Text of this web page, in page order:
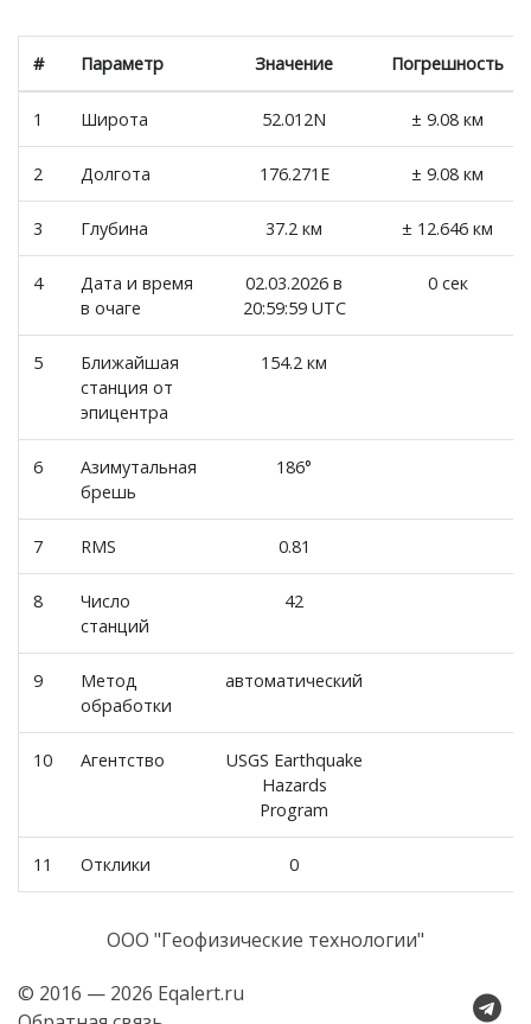
# Параметр Значение Погрешность
1 Широта 52.012N ± 9.08 км
2 Долгота 176.271E ± 9.08 км
3 Глубина 37.2 км ± 12.646 км
4
Дата и время
в очаге
02.03.2026 в
20:59:59 UTC
0 сек
5
Ближайшая
станция от
эпицентра
154.2 км
6
Азимутальная
брешь
186°
7 RMS 0.81
8
Число
станций
42
9
Метод
обработки
автоматический
10 Агентство
USGS Earthquake
Hazards
Program
11 Отклики 0
© 2016 — 2026 Eqalert.ru
ООО "Геофизические технологии"